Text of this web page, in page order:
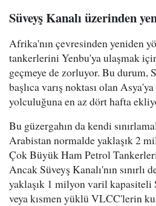
Süveyş Kanalı üzerinden
Afrika'nın çevresinden yeniden
tankerlerini Yenbu'ya ulaşmak
geçmeye de zorluyor. Bu durum,
başlıca varış noktası olan
yolculuğuna en az dört hafta
Bu güzergahın da kendi
Arabistan normalde yaklaşık 2
Çok Büyük Ham Petrol
Ancak Süveyş Kanalı'nın sınırlı
yaklaşık 1 milyon varil
veya kısmen yüklü VLCC'lerin